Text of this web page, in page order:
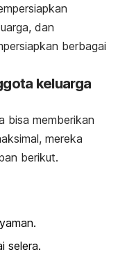
dan
berbagai
keluarga
bisa memberikan
mereka
berikut.
selera.